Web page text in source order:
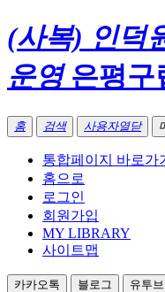
(사복) 인덕
운영은평구
홈 검색 사용자열닫
통합페이지 바로가
홈으로
로그인
회원가입
MY LIBRARY
사이트맵
카카오톡 블로그 유투브